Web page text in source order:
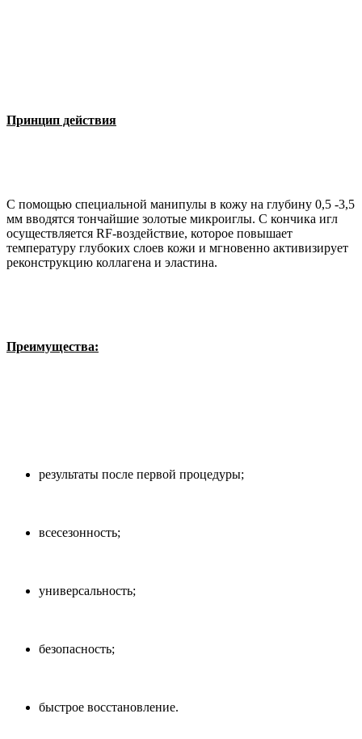
Принцип действия
С помощью специальной манипулы в кожу на глубину 0,5 -3,5
мм вводятся тончайшие золотые микроиглы. С кончика игл
осуществляется RF-воздействие, которое повышает
температуру глубоких слоев кожи и мгновенно активизирует
реконструкцию коллагена и эластина.
Преимущества:
результаты после первой процедуры;
всесезонность;
универсальность;
безопасность;
быстрое восстановление.